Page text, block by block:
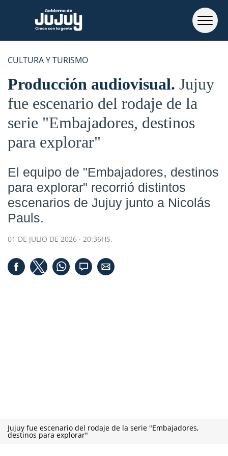
CULTURA Y TURISMO
Producción audiovisual Jujuy
fue escenario del rodaje de la
serie "Embajadores, destinos
para explorar"
El equipo de "Embajadores, destinos
para explorar" recorrió distintos
escenarios de Jujuy junto a Nicolás
Pauls.
01 DE JULIO DE 2026 · 20:36HS.
Jujuy fue escenario del rodaje de la serie "Embajadores,
destinos para explorar"